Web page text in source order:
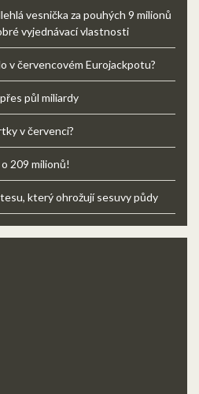
vesnička za pouhých 9 milionů
vyjednávací vlastnosti
v červencovém Eurojackpotu?
půl miliardy
v červenci?
209 milionů!
který ohrožují sesuvy půdy